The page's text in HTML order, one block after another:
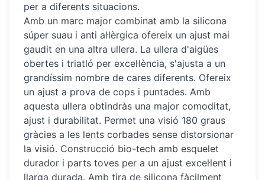
per a diferents situacions.
Amb un marc major combinat amb la silicona
súper suau i anti al·lèrgica ofereix un ajust mai
gaudit en una altra ullera. La ullera d'aigües
obertes i triatló per excel·lència, s'ajusta a un
grandíssim nombre de cares diferents. Ofereix
un ajust a prova de cops i puntades. Amb
aquesta ullera obtindràs una major comoditat,
ajust i durabilitat. Permet una visió 180 graus
gràcies a les lents corbades sense distorsionar
la visió. Construcció bio-tech amb esquelet
durador i parts toves per a un ajust excel·lent i
llarga durada. Amb tira de silicona fàcilment